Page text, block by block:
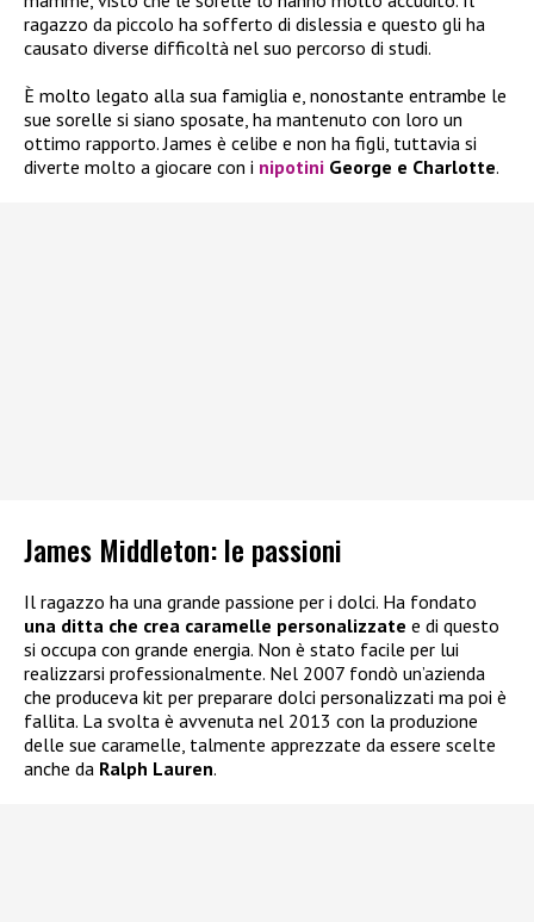
ragazzo da piccolo ha sofferto di dislessia e questo gli ha
causato diverse difficoltà nel suo percorso di studi.
È molto legato alla sua famiglia e, nonostante entrambe le
sue sorelle si siano sposate, ha mantenuto con loro un
ottimo rapporto. James è celibe e non ha figli, tuttavia si
diverte molto a giocare con i nipotini George e Charlotte.
James Middleton: le passioni
Il ragazzo ha una grande passione per i dolci. Ha fondato
una ditta che crea caramelle personalizzate e di questo
si occupa con grande energia. Non è stato facile per lui
realizzarsi professionalmente. Nel 2007 fondò un’azienda
che produceva kit per preparare dolci personalizzati ma poi è
fallita. La svolta è avvenuta nel 2013 con la produzione
delle sue caramelle, talmente apprezzate da essere scelte
anche da Ralph Lauren.